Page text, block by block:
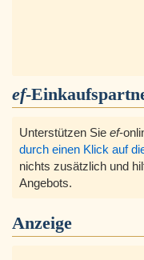
ef-
Unterstützen Sie ef-
durch einen Klick auf
nichts zusätzlich und
Angebots.
Anzeige